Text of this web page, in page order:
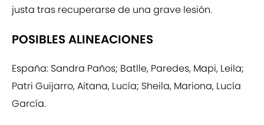
justa tras recuperarse de una grave lesión.
POSIBLES ALINEACIONES
España: Sandra Paños; Batlle, Paredes, Mapi, Leila;
Patri Guijarro, Aitana, Lucía; Sheila, Mariona, Lucía
García.